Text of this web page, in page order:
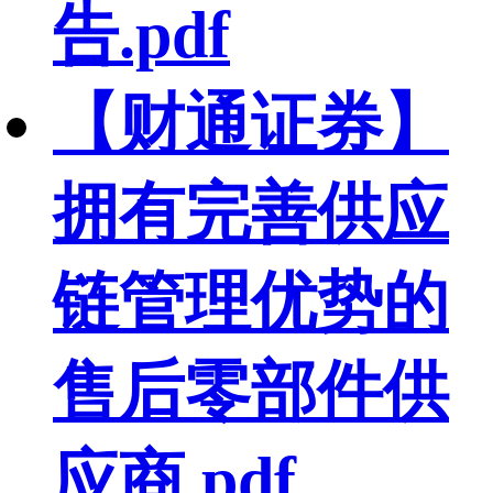
告.pdf
【财通证券】
拥有完善供应
链管理优势的
售后零部件供